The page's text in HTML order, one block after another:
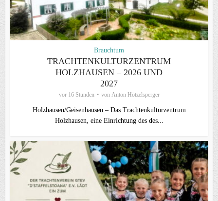
Brauchtum
TRACHTENKULTURZENTRUM
HOLZHAUSEN – 2026 UND
2027
vor 16 Stunden von Anton Hötzelsperger
Holzhausen/Geisenhausen – Das Trachtenkulturzentrum
Holzhausen, eine Einrichtung des des...